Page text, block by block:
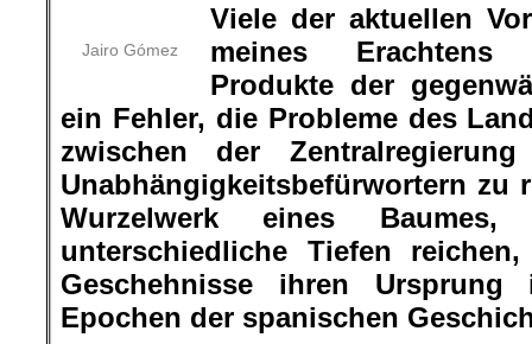
Jairo Gómez
Viele der aktuellen
meines Erachtens
Produkte der
ein Fehler, die Probleme des
zwischen der
Unabhängigkeitsbefürwortern zu
Wurzelwerk eines
unterschiedliche Tiefen
Geschehnisse ihren
Epochen der spanischen